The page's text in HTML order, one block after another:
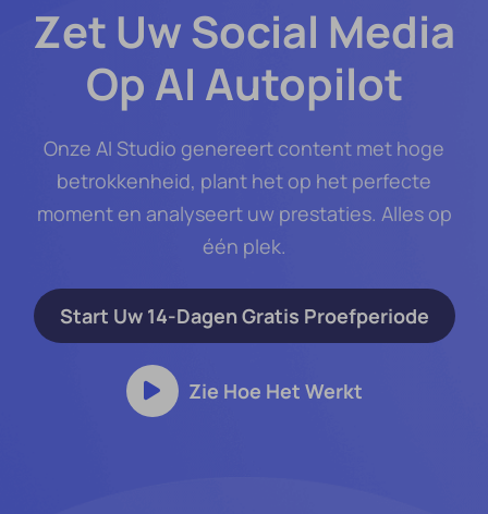
Zet Uw Social Media
Op AI Autopilot
Onze AI Studio genereert content met hoge
betrokkenheid, plant het op het perfecte
moment en analyseert uw prestaties. Alles op
één plek.
Start Uw 14-Dagen Gratis Proefperiode
Zie Hoe Het Werkt